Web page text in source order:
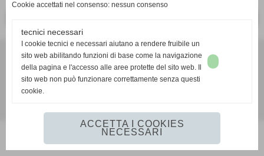
Calcio Salodiano
info@calciosalodiano.com
Cookie accettati nel consenso: nessun consenso
tecnici necessari
I cookie tecnici e necessari aiutano a rendere fruibile un
sito web abilitando funzioni di base come la navigazione
della pagina e l'accesso alle aree protette del sito web. Il
sito web non può funzionare correttamente senza questi
cookie.
ACCETTA I COOKIES
NECESSARI